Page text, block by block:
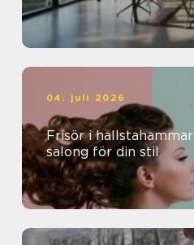
04. juli 2026
Frisör i hallstahammar så hittar du rätt
salong för din stil